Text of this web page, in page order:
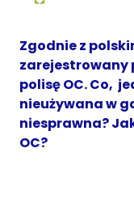
Zgodnie z
zarejestrowany
polisę OC. Co,
nieużywana w
niesprawna?
OC?